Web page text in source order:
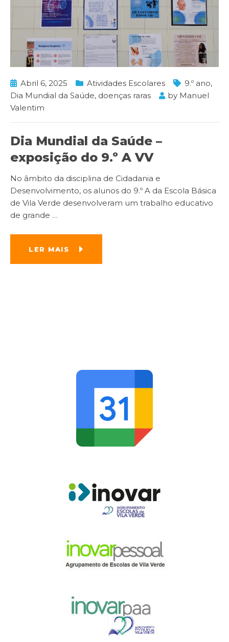
Abril 6, 2025 Atividades Escolares 9.º ano,
Dia Mundial da Saúde, doenças raras by Manuel
Valentim
Dia Mundial da Saúde –
exposição do 9.º A VV
No âmbito da disciplina de Cidadania e
Desenvolvimento, os alunos do 9.º A da Escola Básica
de Vila Verde desenvolveram um trabalho educativo
de grande …
LER MAIS